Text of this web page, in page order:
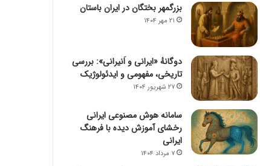
بزرگمهر بختگان در ایران باستان
۲۱ مهر ۱۴۰۴
دوگانهٔ «ایرانی و اَنیرانی»: بررسی
تاریخی، مفهومی و ایدئولوژیک
۲۷ شهریور ۱۴۰۴
سامانه هوش مصنوعی ایرانی
رخشای آموزش دیده با فرهنگ
ایرانی
۷ مرداد ۱۴۰۴